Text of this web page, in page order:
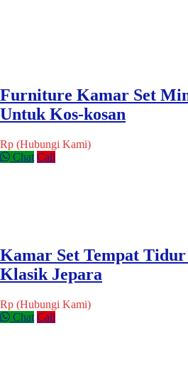
Furniture Kamar Set
Untuk Kos-kosan
Rp (Hubungi Kami)
Chat Call
Kamar Set Tempat
Klasik Jepara
Rp (Hubungi Kami)
Chat Call